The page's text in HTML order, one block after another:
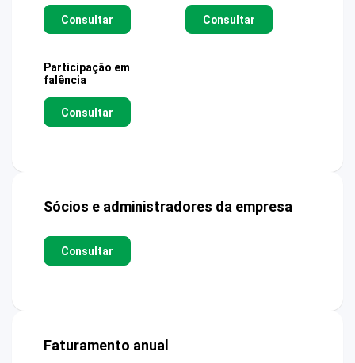
Consultar Consultar
Participação em
falência
Consultar
Sócios e administradores da empresa
Consultar
Faturamento anual